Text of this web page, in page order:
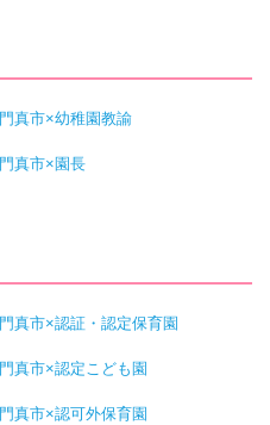
門真市×幼稚園教諭
門真市×園長
門真市×認証・認定保育園
門真市×認定こども園
門真市×認可外保育園